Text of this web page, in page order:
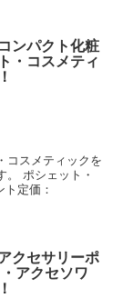
ンパクト化粧
・コスメティ
コスメティックを
。 ポシェット・
定価：
クセサリーポ
アクセソワ